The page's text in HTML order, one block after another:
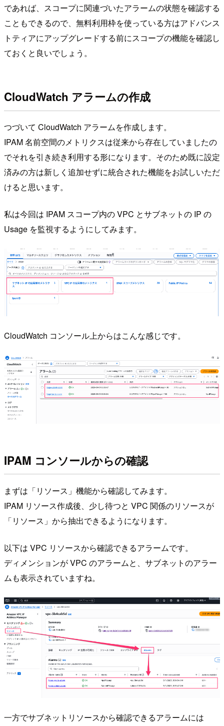
であれば、スコープに関連づいたアラームの状態を確認する
こともできるので、無料利用枠を使っている方はアドバンス
トティアにアップグレードする前にスコープの機能を確認し
ておくと良いでしょう。
CloudWatch アラームの作成
つづいて CloudWatch アラームを作成します。
IPAM 名前空間のメトリクスは従来から存在していましたの
でそれを引き続き利用する形になります。そのため既に設定
済みの方は新しく追加せずに統合された機能をお試しいただ
けると思います。
私は今回は IPAM スコープ内の VPC とサブネットの IP の
Usage を監視するようにしてみます。
CloudWatch コンソール上からはこんな感じです。
IPAM コンソールからの確認
まずは「リソース」機能から確認してみます。
IPAM リソース作成後、少し待つと VPC 関係のリソースが
「リソース」から抽出できるようになります。
以下は VPC リソースから確認できるアラームです。
ディメンションが VPC のアラームと、サブネットのアラー
ムも表示されていますね。
一方でサブネットリソースから確認できるアラームには